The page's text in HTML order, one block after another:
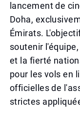
lancement de
Doha,
Émirats.
soutenir
et la fierté
pour les vols en
officielles de
strictes